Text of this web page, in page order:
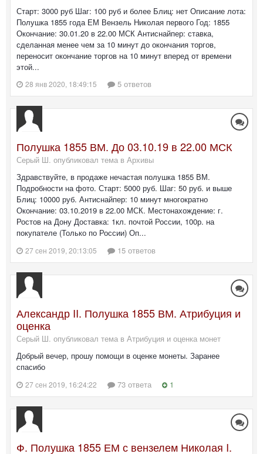
Старт: 3000 руб Шаг: 100 руб и более Блиц: нет Описание лота:
Полушка 1855 года ЕМ Вензель Николая первого Год: 1855
Окончание: 30.01.20 в 22.00 МСК Антиснайпер: ставка,
сделанная менее чем за 10 минут до окончания торгов,
переносит окончание торгов на 10 минут вперед от времени
этой...
28 янв 2020, 18:49:15 5 ответов
Полушка 1855 ВМ. До 03.10.19 в 22.00 МСК
Серый Ш. опубликовал тема в Архивы
Здравствуйте, в продаже нечастая полушка 1855 ВМ.
Подробности на фото. Старт: 5000 руб. Шаг: 50 руб. и выше
Блиц: 10000 руб. Антиснайпер: 10 минут многократно
Окончание: 03.10.2019 в 22.00 МСК. Местонахождение: г.
Ростов на Дону Доставка: 1кл. почтой России, 100р. на
покупателе (Только по России) Оп...
27 сен 2019, 20:13:05 15 ответов
Александр II. Полушка 1855 ВМ. Атрибуция и
оценка
Серый Ш. опубликовал тема в Атрибуция и оценка монет
Добрый вечер, прошу помощи в оценке монеты. Заранее
спасибо
27 сен 2019, 16:24:22 73 ответа 1
Ф. Полушка 1855 ЕМ с вензелем Николая I.